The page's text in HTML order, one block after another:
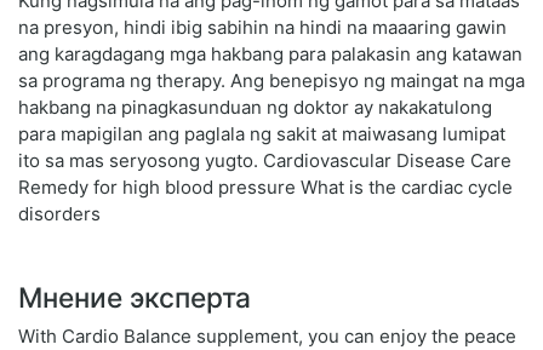
na presyon, hindi ibig sabihin na hindi na maaaring gawin
ang karagdagang mga hakbang para palakasin ang katawan
sa programa ng therapy. Ang benepisyo ng maingat na mga
hakbang na pinagkasunduan ng doktor ay nakakatulong
para mapigilan ang paglala ng sakit at maiwasang lumipat
ito sa mas seryosong yugto. Cardiovascular Disease Care
Remedy for high blood pressure What is the cardiac cycle
disorders
Мнение эксперта
With Cardio Balance supplement, you can enjoy the peace